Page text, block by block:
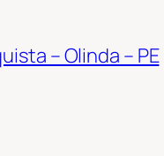
– Olinda – PE